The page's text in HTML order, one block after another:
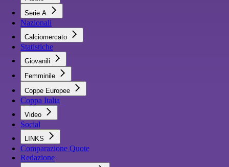
Serie A
Nazionali
Calciomercato
Statistiche
Giovanili
Femminile
Coppe Europee
Coppa Italia
Video
Social
LINKS
Comparazione Quote
Redazione